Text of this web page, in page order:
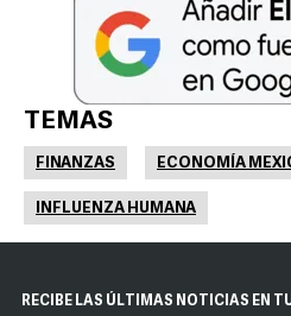
TEMAS
FINANZAS ECONOMÍA
INFLUENZA HUMANA
RECIBE LAS ÚLTIMAS NOTICIAS EN